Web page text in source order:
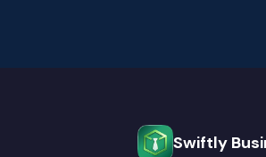
Swiftly